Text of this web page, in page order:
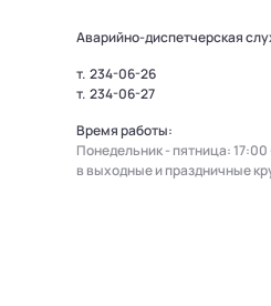
Аварийно-диспетчерская
т. 234-06-26
т. 234-06-27
Время работы:
Понедельник - пятница: 17:00
в выходные и праздничные